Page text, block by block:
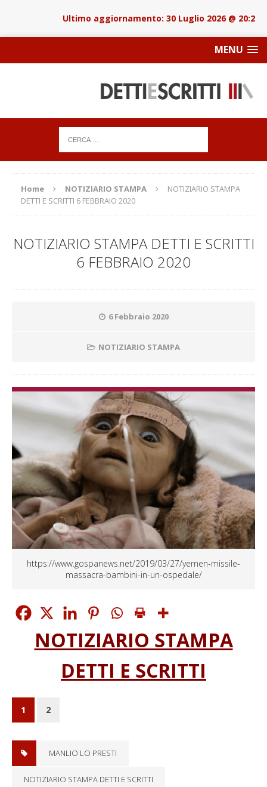
30 Luglio 2026 @ 20:22
MENU
Home NOTIZIARIO STAMPA
NOTIZIARIO STAMPA
DETTI E SCRITTI 6 FEBBRAIO 2020
NOTIZIARIO STAMPA DETTI E SCRITTI
6 FEBBRAIO 2020
6 Febbraio 2020
NOTIZIARIO STAMPA
https://www.gospanews.net/2019/03/27/yemen-missile-
massacra-bambini-in-un-ospedale/
NOTIZIARIO STAMPA
DETTI E SCRITTI
1 2
MANLIO LO PRESTI
NOTIZIARIO STAMPA DETTI E SCRITTI